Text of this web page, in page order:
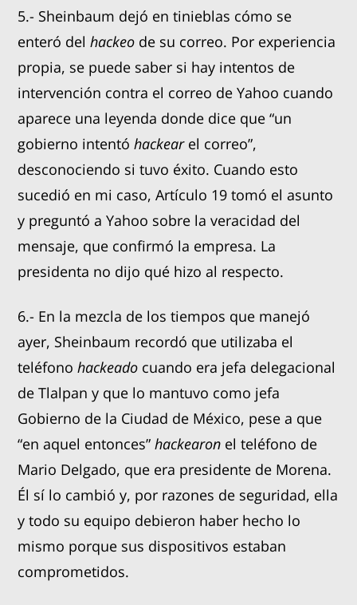
5.- Sheinbaum dejó en tinieblas cómo se
enteró delhackeo de su correo. Por experiencia
propia, se puede saber si hay intentos de
intervención contra el correo de Yahoo cuando
aparece una leyenda donde dice que “un
gobierno intentóhackearel correo”,
desconociendo si tuvo éxito. Cuando esto
sucedió en mi caso, Artículo 19 tomó el asunto
y preguntó a Yahoo sobre la veracidad del
mensaje, que confirmó la empresa. La
presidenta no dijo qué hizo al respecto.
6.- En la mezcla de los tiempos que manejó
ayer, Sheinbaum recordó que utilizaba el
teléfonohackeado cuando era jefa delegacional
de Tlalpan y que lo mantuvo como jefa
Gobierno de la Ciudad de México, pese a que
“en aquel entonces”hackearon el teléfono de
Mario Delgado, que era presidente de Morena.
Él sí lo cambió y, por razones de seguridad, ella
y todo su equipo debieron haber hecho lo
mismo porque sus dispositivos estaban
comprometidos.